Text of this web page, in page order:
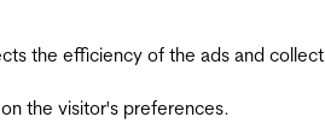
the efficiency of the ads and
the visitor's preferences.